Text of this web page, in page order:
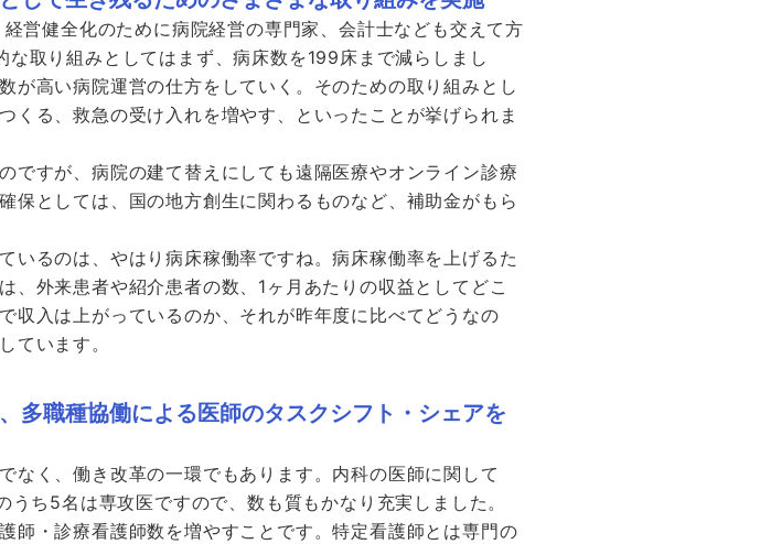
営健全化のために病院経営の専門家、会計士なども交えて方
取り組みとしてはまず、病床数を199床まで減らしまし
が高い病院運営の仕方をしていく。そのための取り組みとし
くる、救急の受け入れを増やす、といったことが挙げられま
ですが、病院の建て替えにしても遠隔医療やオンライン診療
保としては、国の地方創生に関わるものなど、補助金がもら
いるのは、やはり病床稼働率ですね。病床稼働率を上げるた
外来患者や紹介患者の数、1ヶ月あたりの収益としてどこ
収入は上がっているのか、それが昨年度に比べてどうなの
ています。
多職種協働による医師のタスクシフト・シェアを
なく、働き改革の一環でもあります。内科の医師に関して
ち5名は専攻医ですので、数も質もかなり充実しました。
師・診療看護師数を増やすことです。特定看護師とは専門の